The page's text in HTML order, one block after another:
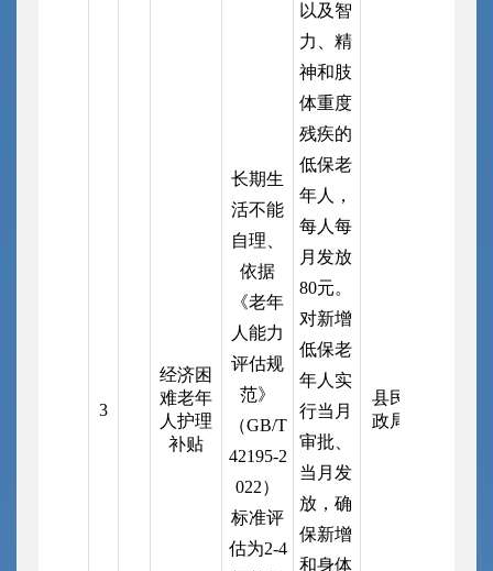
3
经济困
难老年
人护理
补贴
长期生
活不能
自理、
依据
《老年
人能力
评估规
范》
（GB/T
42195-2
022）
标准评
估为2-4
以及智
力、精
神和肢
体重度
残疾的
低保老
年人，
每人每
月发放
80元。
对新增
低保老
年人实
行当月
审批、
当月发
放，确
保新增
和身体
县民
政局